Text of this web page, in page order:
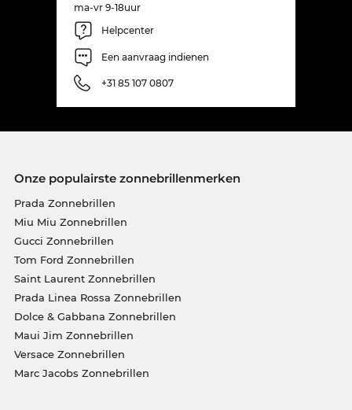
ma-vr 9-18uur
Helpcenter
Een aanvraag indienen
+31 85 107 0807
Onze populairste zonnebrillenmerken
Prada Zonnebrillen
Miu Miu Zonnebrillen
Gucci Zonnebrillen
Tom Ford Zonnebrillen
Saint Laurent Zonnebrillen
Prada Linea Rossa Zonnebrillen
Dolce & Gabbana Zonnebrillen
Maui Jim Zonnebrillen
Versace Zonnebrillen
Marc Jacobs Zonnebrillen